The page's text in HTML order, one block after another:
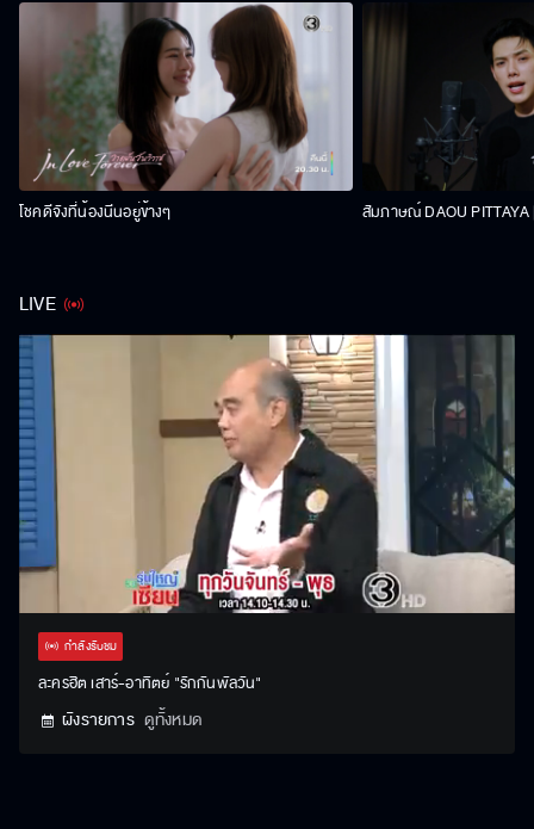
โชคดีจังที่น้องนีนอยู่ข้างๆ สัมภาษณ์ DAOU PITTAYA
LIVE
UnmuteStream
กำลังรับชม
ละครฮิต เสาร์-อาทิตย์ "รักกันพัลวัน"
ผังรายการ ดูทั้งหมด